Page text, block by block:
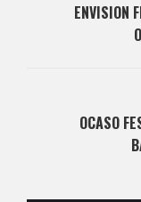
ENVISION
OCASO